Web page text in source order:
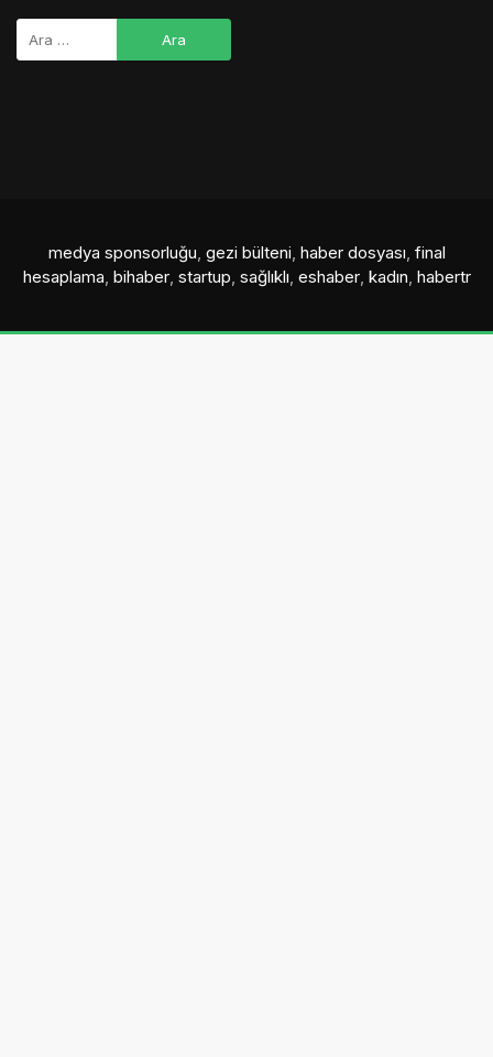
medya sponsorluğu, gezi bülteni, haber dosyası, final
hesaplama, bihaber, startup, sağlıklı, eshaber, kadın, habertr